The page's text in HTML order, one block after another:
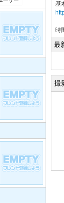
基
時
最
撮